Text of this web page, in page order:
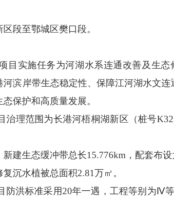
段至鄂城区樊口段。
目实施任务为河湖水系连通改善及生
滨岸带生态稳定性、保障江河湖水文
保护和高质量发展。
治理范围为长港河梧桐湖新区（桩号
建生态缓冲带总长15.776km ，配套布
沉水植被总面积2.81万㎡。
防洪标准采用20年一遇，工程等别为 Ⅳ